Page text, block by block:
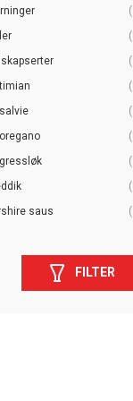
saus
FILTER